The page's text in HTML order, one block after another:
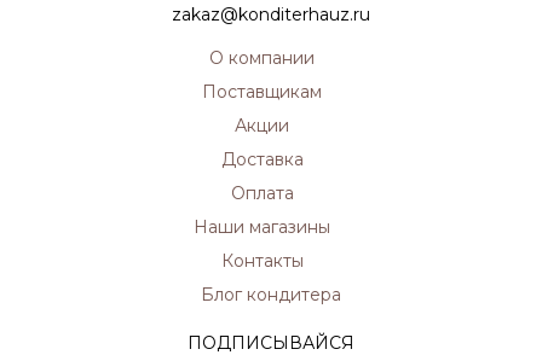
zakaz@konditerhauz.ru
О компании
Поставщикам
Акции
Доставка
Оплата
Наши магазины
Контакты
Блог кондитера
ПОДПИСЫВАЙСЯ